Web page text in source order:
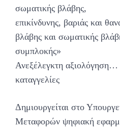
σωματικής βλάβης,
επικίνδυνης, βαριάς και
βλάβης και σωματικής
συμπλοκής»
Ανεξέλεγκτη αξιολόγηση…
καταγγελίες
Δημιουργείται στο
Μεταφορών ψηφιακή